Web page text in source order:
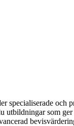
specialiserade och
utbildningar som ger